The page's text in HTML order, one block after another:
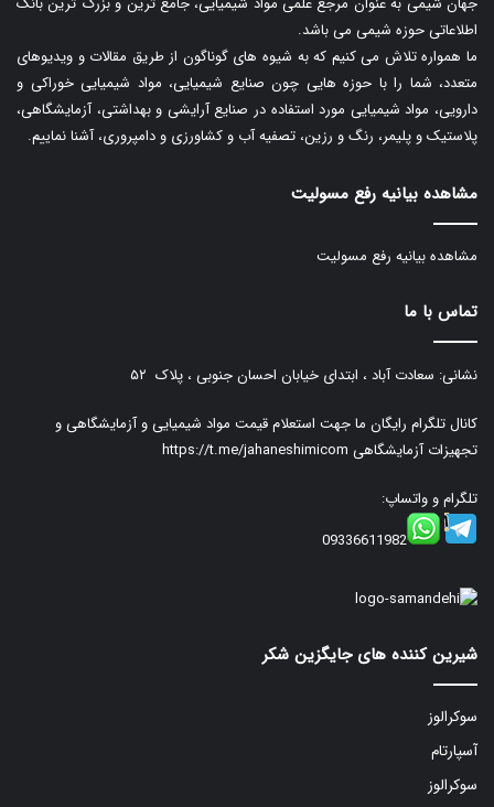
اطلاعاتی حوزه شیمی می باشد.
ما همواره تلاش می کنیم که به شیوه های گوناگون از طریق مقالات و ویدیوهای
متعدد، شما را با حوزه هایی چون صنایع شیمیایی، مواد شیمیایی خوراکی و
دارویی، مواد شیمیایی مورد استفاده در صنایع آرایشی و بهداشتی، آزمایشگاهی،
پلاستیک و پلیمر، رنگ و رزین، تصفیه آب و کشاورزی و دامپروری، آشنا نماییم.
مشاهده بیانیه رفع مسولیت
مشاهده بیانیه رفع مسولیت
تماس با ما
نشانی: سعادت آباد ، ابتدای خیابان احسان جنوبی ، پلاک ۵۲
کانال تلگرام رایگان ما جهت استعلام قیمت مواد شیمیایی و آزمایشگاهی و
تجهیزات آزمایشگاهی https://t.me/jahaneshimicom
تلگرام و واتساپ:
09336611982
شیرین کننده های جایگزین شکر
سوکرالوز
آسپارتام
سوکرالوز